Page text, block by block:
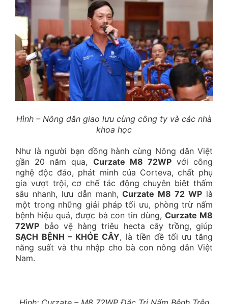
Hình – Nông dân giao lưu cùng công ty và các nhà
khoa học
Như là người bạn đồng hành cùng Nông dân Việt
gần 20 năm qua, Curzate M8 72WPvới công
nghệ độc đáo, phát minh của Corteva, chất phụ
gia vượt trội, cơ chế tác động chuyên biêt thấm
sâu nhanh, lưu dẫn manh,Curzate M8 72 WP là
một trong những giải pháp tối ưu, phòng trừ nấm
bệnh hiệu quả, được bà con tin dùng,Curzate M8
72WP bảo vệ hàng triêu hecta cây trồng, giúp
SẠCH BỆNH – KHỎE CÂY, là tiền đề tối ưu tăng
năng suất và thu nhập cho bà con nông dân Việt
Nam.